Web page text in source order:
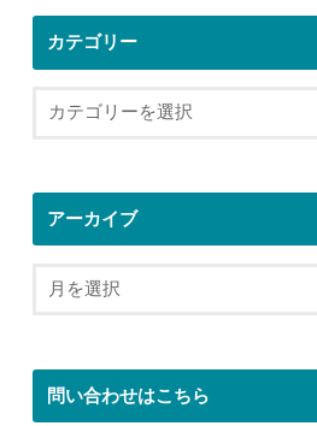
カテゴリー
アーカイブ
問い合わせはこちら